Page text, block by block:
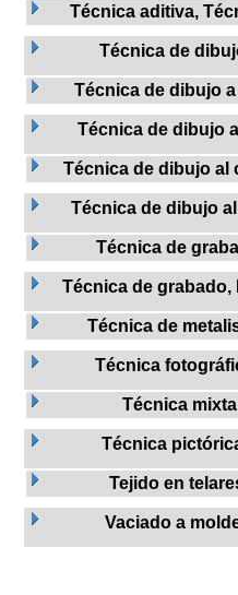
Técnica aditiva,
Técnica de
Técnica de dibujo
Técnica de dibujo
Técnica de dibujo al
Técnica de dibujo
Técnica de
Técnica de
Técnica de
Técnica
Técnica mixta
Técnica
Tejido en
Vaciado a